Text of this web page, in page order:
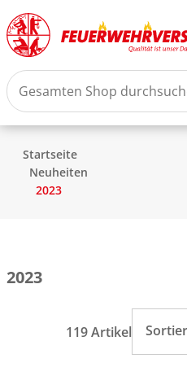
Startseite
Neuheiten
2023
2023
119 Artikel